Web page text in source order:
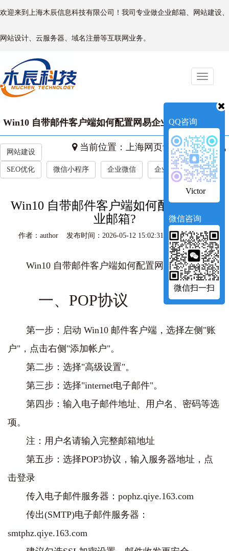
欢迎来到上海木辰信息科技有限公司！我司专业做企业邮箱、网站建设、
网站设计、云服务器、域名注册等互联网业务。
Toggle
Win10 自带邮件客户端如何配置网易企业邮箱?
当前位置： 上海网页设计->新闻资讯
网站建设
SEO优化 微信小程序 企业微信 企业新闻
Win10 自带邮件客户端如何配置网易企
业邮箱?
作者：author 发布时间：2026-05-12 15:02:31 访问量：171
Win10 自带邮件客户端如何配置网易企业邮箱?
一、POP协议
第一步：启动 Win10 邮件客户端，选择左侧"账
户"，点击右侧"添加帐户"。
第二步：选择"高级设置"。
第三步：选择"internet电子邮件"。
第四步：输入电子邮件地址、用户名、密码等选
项。
注：用户名请输入完整邮箱地址
第五步：选择POP3协议，输入服务器地址，点
击登录
传入电子邮件服务器：pophz.qiye.163.com
传出(SMTP)电子邮件服务器：
smtphz.qiye.163.com
QQ咨询
Victor
微信咨询
微信扫一扫